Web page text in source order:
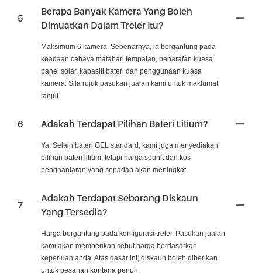
5
Berapa Banyak Kamera Yang Boleh
Dimuatkan Dalam Treler Itu?
Maksimum 6 kamera. Sebenarnya, ia bergantung pada
keadaan cahaya matahari tempatan, penarafan kuasa
panel solar, kapasiti bateri dan penggunaan kuasa
kamera. Sila rujuk pasukan jualan kami untuk maklumat
lanjut.
6 Adakah Terdapat Pilihan Bateri Litium?
Ya. Selain bateri GEL standard, kami juga menyediakan
pilihan bateri litium, tetapi harga seunit dan kos
penghantaran yang sepadan akan meningkat.
7
Adakah Terdapat Sebarang Diskaun
Yang Tersedia?
Harga bergantung pada konfigurasi treler. Pasukan jualan
kami akan memberikan sebut harga berdasarkan
keperluan anda. Atas dasar ini, diskaun boleh diberikan
untuk pesanan kontena penuh.